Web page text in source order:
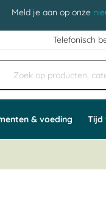
Meld je aan op onze
Telefonisch
& voeding Tijd